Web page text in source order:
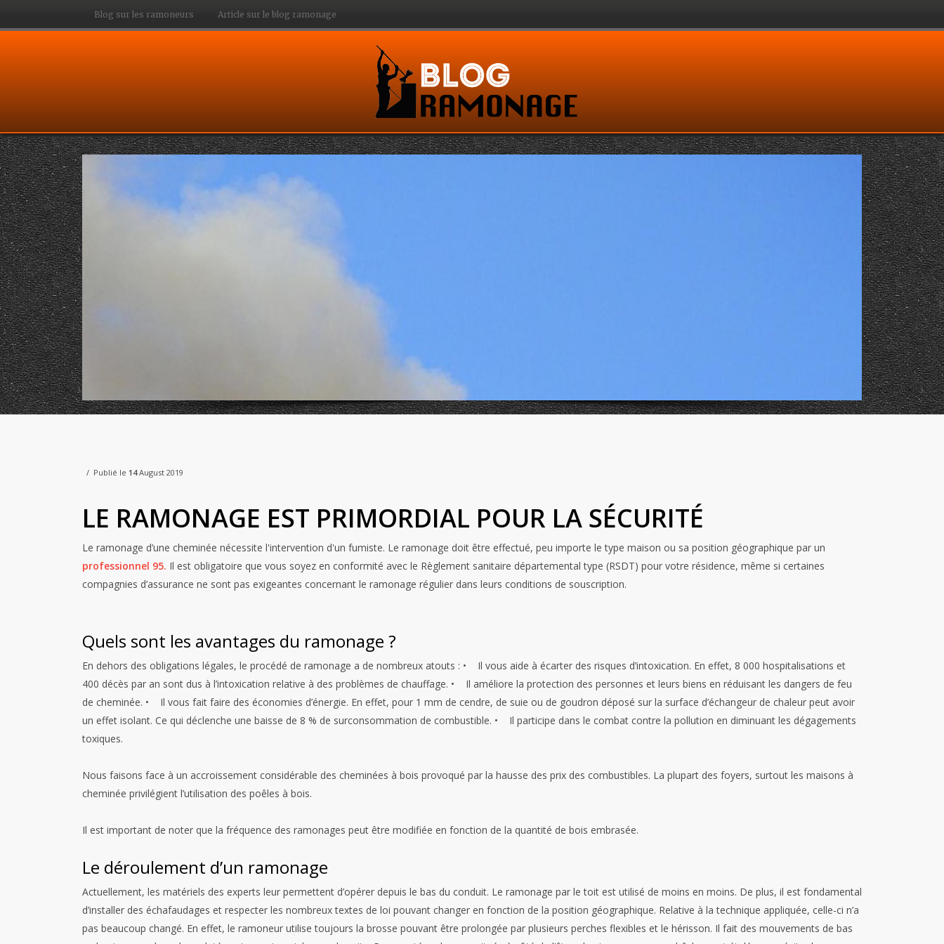
Blog sur les ramoneurs Article sur le blog ramonage
Publié le 14August 2019
LE RAMONAGE EST PRIMORDIAL POUR LA SÉCURITÉ
Le ramonage d’une cheminée nécessite l'intervention d'un fumiste. Le ramonage doit être effectué, peu importe le type maison ou sa position géographique par un
professionnel 95. Il est obligatoire que vous soyez en conformité avec le Règlement sanitaire départemental type (RSDT) pour votre résidence, même si certaines
compagnies d’assurance ne sont pas exigeantes concernant le ramonage régulier dans leurs conditions de souscription.
Quels sont les avantages du ramonage ?
En dehors des obligations légales, le procédé de ramonage a de nombreux atouts : • Il vous aide à écarter des risques d’intoxication. En effet, 8 000 hospitalisations et
400 décès par an sont dus à l’intoxication relative à des problèmes de chauffage. • Il améliore la protection des personnes et leurs biens en réduisant les dangers de feu
de cheminée. • Il vous fait faire des économies d’énergie. En effet, pour 1 mm de cendre, de suie ou de goudron déposé sur la surface d’échangeur de chaleur peut avoir
un effet isolant. Ce qui déclenche une baisse de 8 % de surconsommation de combustible. • Il participe dans le combat contre la pollution en diminuant les dégagements
toxiques.
Nous faisons face à un accroissement considérable des cheminées à bois provoqué par la hausse des prix des combustibles. La plupart des foyers, surtout les maisons à
cheminée privilégient l’utilisation des poêles à bois.
Il est important de noter que la fréquence des ramonages peut être modifiée en fonction de la quantité de bois embrasée.
Le déroulement d’un ramonage
Actuellement, les matériels des experts leur permettent d’opérer depuis le bas du conduit. Le ramonage par le toit est utilisé de moins en moins. De plus, il est fondamental
d’installer des échafaudages et respecter les nombreux textes de loi pouvant changer en fonction de la position géographique. Relative à la technique appliquée, celle-ci n’a
pas beaucoup changé. En effet, le ramoneur utilise toujours la brosse pouvant être prolongée par plusieurs perches flexibles et le hérisson. Il fait des mouvements de bas